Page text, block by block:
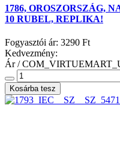
1786, OROSZORSZÁG,
10 RUBEL, REPLIKA!
Fogyasztói ár: 3290 Ft
Kedvezmény:
Ár /